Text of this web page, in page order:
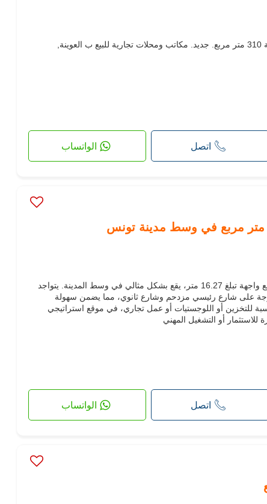
مكاتب ومحلات للبيع. حمام 1 ،مساحة 310 متر مربع. جديد. مكاتب ومحلات تجارية للبيع ب العوينة,
اتصل الواتساب
للبيع: مخزن بمساحة 450 متر مربع مع واجهة تبلغ 16.27 متر، يقع بشكل مثالي في وسط المدينة. يتواجد
على شارع رئيسي مزدحم وشارع ثانوي، مما يضمن سهولة
للتخزين أو اللوجستيات أو عمل تجاري، في موقع استراتيجي
أو التشغيل المهني
اتصل الواتساب